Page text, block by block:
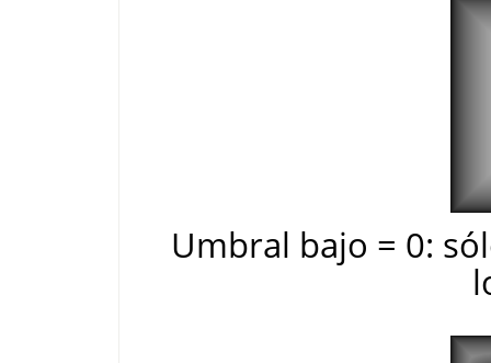
Umbral bajo = 0: